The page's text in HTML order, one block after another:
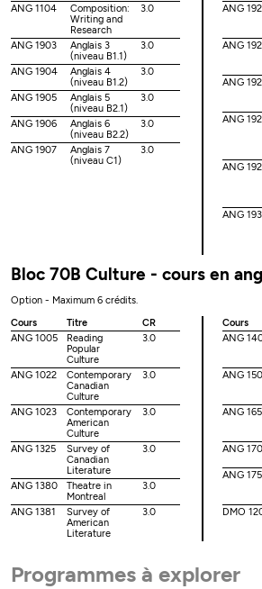
ANG 1104
Composition:
Writing and
Research
3.0
ANG 1903
Anglais 3
(niveau B1.1)
3.0
ANG 1904
Anglais 4
(niveau B1.2)
3.0
ANG 1905
Anglais 5
(niveau B2.1)
3.0
ANG 1906
Anglais 6
(niveau B2.2)
3.0
ANG 1907
Anglais 7
(niveau C1)
3.0
ANG
ANG
ANG
ANG
ANG
ANG
Bloc 70B Culture - cours en
Option - Maximum 6 crédits.
Cours
Titre
CR
ANG 1005
Reading
Popular
Culture
3.0
ANG 1022
Contemporary
Canadian
Culture
3.0
ANG 1023
Contemporary
American
Culture
3.0
ANG 1325
Survey of
Canadian
Literature
3.0
ANG 1380
Theatre in
Montreal
3.0
ANG 1381
Survey of
American
Literature
3.0
Cours
ANG
ANG
ANG
ANG
ANG
DMO
Programmes à explorer